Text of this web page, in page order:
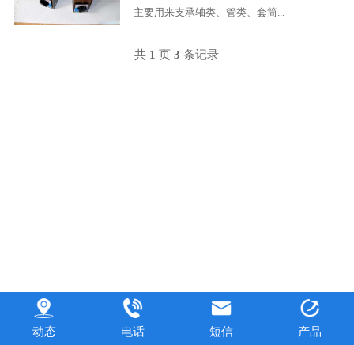
主要用来支承轴类、管类、套筒...
共 1 页3 条记录
动态 电话 短信 产品